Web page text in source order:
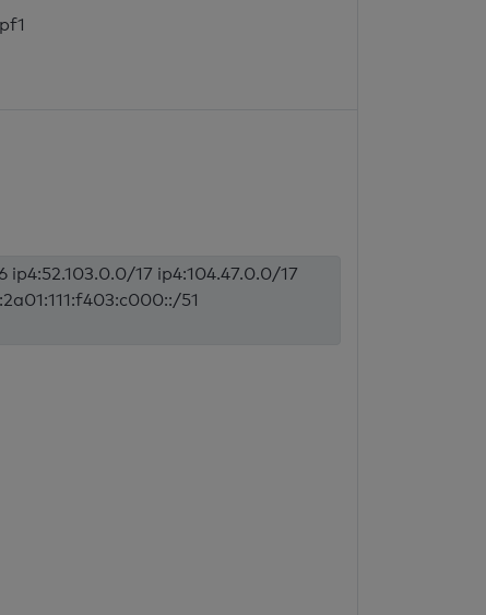
17 ip4:104.47.0.0/17
51